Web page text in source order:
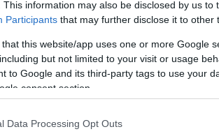
This information may also be disclosed by us to
Participants that may further disclose it to other
that this website/app uses one or more Google
but not limited to your visit or usage
to Google and its third-party tags to use your
consent section.
Data Processing Opt Outs